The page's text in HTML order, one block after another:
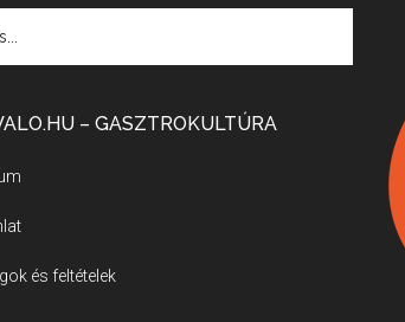
– GASZTROKULTÚRA
és feltételek